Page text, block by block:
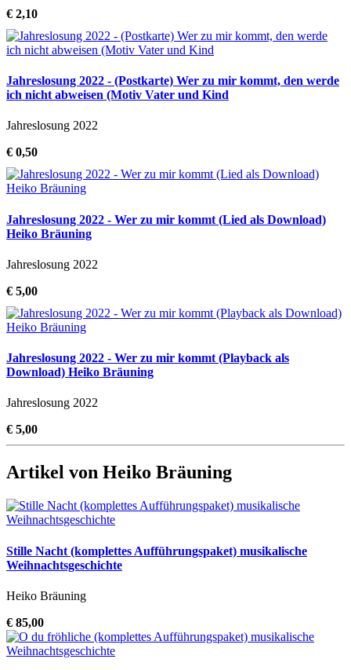
€ 2,10
Jahreslosung 2022 - (Postkarte) Wer zu mir kommt, den werde
ich nicht abweisen (Motiv Vater und Kind
Jahreslosung 2022
€ 0,50
Jahreslosung 2022 - Wer zu mir kommt (Lied als Download)
Heiko Bräuning
Jahreslosung 2022
€ 5,00
Jahreslosung 2022 - Wer zu mir kommt (Playback als
Download) Heiko Bräuning
Jahreslosung 2022
€ 5,00
Artikel von Heiko Bräuning
Stille Nacht (komplettes Aufführungspaket) musikalische
Weihnachtsgeschichte
Heiko Bräuning
€ 85,00